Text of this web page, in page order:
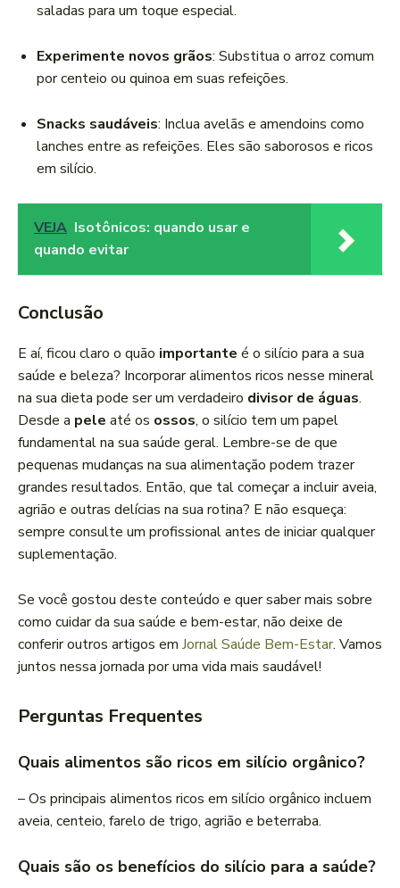
saladas para um toque especial.
Experimente novos grãos: Substitua o arroz comum
por centeio ou quinoa em suas refeições.
Snacks saudáveis: Inclua avelãs e amendoins como
lanches entre as refeições. Eles são saborosos e ricos
em silício.
VEJA Isotônicos: quando usar e
quando evitar
Conclusão
E aí, ficou claro o quão importante é o silício para a sua
saúde e beleza? Incorporar alimentos ricos nesse mineral
na sua dieta pode ser um verdadeiro divisor de águas.
Desde a pele até os ossos, o silício tem um papel
fundamental na sua saúde geral. Lembre-se de que
pequenas mudanças na sua alimentação podem trazer
grandes resultados. Então, que tal começar a incluir aveia,
agrião e outras delícias na sua rotina? E não esqueça:
sempre consulte um profissional antes de iniciar qualquer
suplementação.
Se você gostou deste conteúdo e quer saber mais sobre
como cuidar da sua saúde e bem-estar, não deixe de
conferir outros artigos em Jornal Saúde Bem-Estar. Vamos
juntos nessa jornada por uma vida mais saudável!
Perguntas Frequentes
Quais alimentos são ricos em silício orgânico?
– Os principais alimentos ricos em silício orgânico incluem
aveia, centeio, farelo de trigo, agrião e beterraba.
Quais são os benefícios do silício para a saúde?